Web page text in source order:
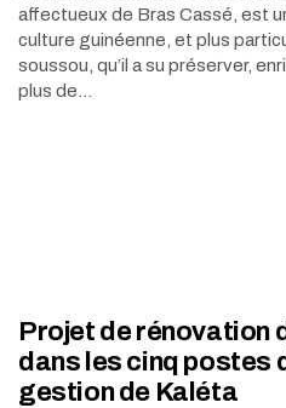
affectueux de Bras Cassé, est
culture guinéenne, et plus
soussou, qu’il a su préserver,
plus de…
Projet de rénovation
dans les cinq postes
gestion de Kaléta